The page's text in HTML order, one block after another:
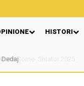
HISTORI